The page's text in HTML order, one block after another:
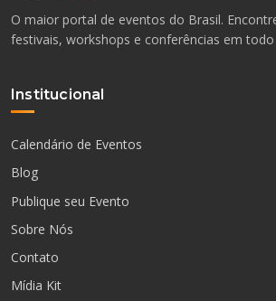
O maior portal de eventos do Brasil.
festivais, workshops e conferências em todo
Institucional
Calendário de Eventos
Blog
Publique seu Evento
Sobre Nós
Contato
Mídia Kit